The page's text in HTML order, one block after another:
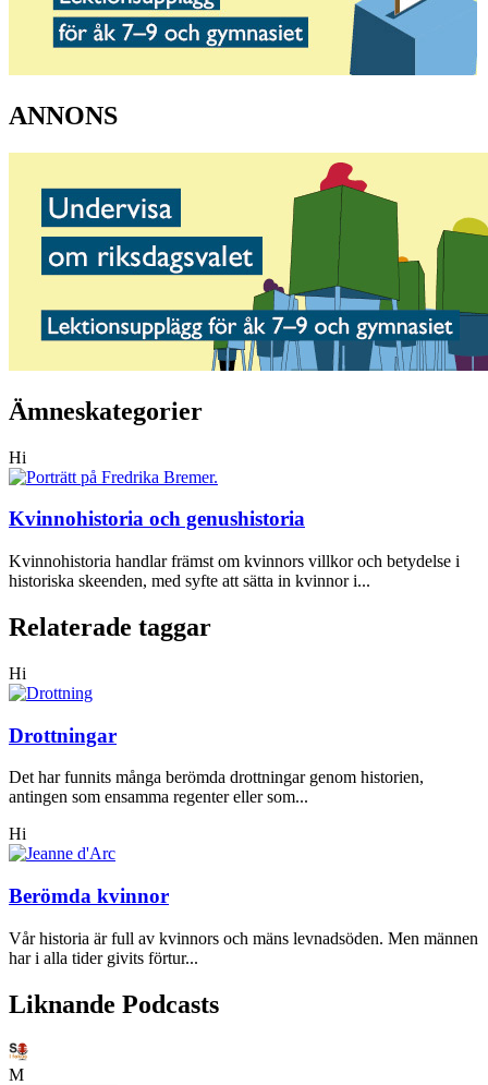
ANNONS
Ämneskategorier
Hi
Kvinnohistoria och genushistoria
Kvinnohistoria handlar främst om kvinnors villkor och betydelse i
historiska skeenden, med syfte att sätta in kvinnor i...
Relaterade taggar
Hi
Drottningar
Det har funnits många berömda drottningar genom historien,
antingen som ensamma regenter eller som...
Hi
Berömda kvinnor
Vår historia är full av kvinnors och mäns levnadsöden. Men männen
har i alla tider givits förtur...
Liknande Podcasts
M